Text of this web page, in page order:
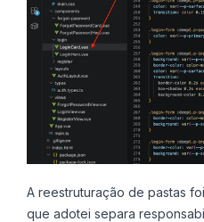
A reestruturação de pastas
que adotei separa